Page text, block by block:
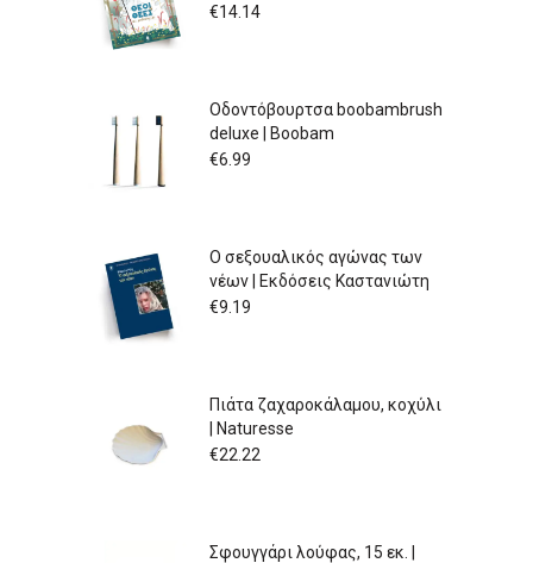
€14.14
Οδοντόβουρτσα boobambrush
deluxe | Boobam
€6.99
Ο σεξουαλικός αγώνας των
νέων | Εκδόσεις Καστανιώτη
€9.19
Πιάτα ζαχαροκάλαμου, κοχύλι
| Naturesse
€22.22
Σφουγγάρι λούφας, 15 εκ. |